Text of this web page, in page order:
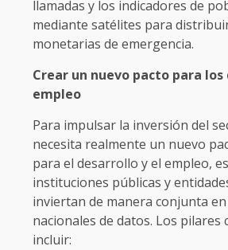
llamadas y los indicadores de
mediante satélites para
monetarias de emergencia.
Crear un nuevo pacto para los
empleo
Para impulsar la inversión del
necesita realmente un nuevo
para el desarrollo y el empleo,
instituciones públicas y
inviertan de manera conjunta
nacionales de datos. Los pilares
incluir: